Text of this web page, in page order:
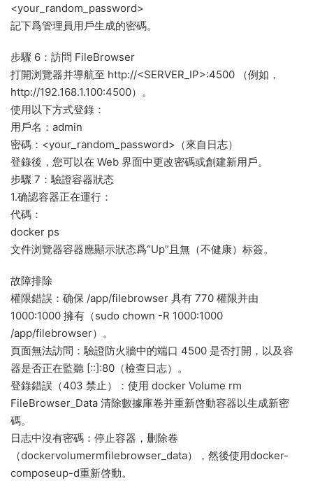
<your_random_password>
記下爲管理員用戶生成的密碼。
步驟 6：訪問 FileBrowser
打開浏覽器并導航至 http://<SERVER_IP>:4500 （例如，
http://192.168.1.100:4500）。
使用以下方式登錄：
用戶名：admin
密碼：<your_random_password>（來自日志）
登錄後，您可以在 Web 界面中更改密碼或創建新用戶。
步驟 7：驗證容器狀态
1.确認容器正在運行：
代碼：
docker ps
文件浏覽器容器應顯示狀态爲“Up”且無（不健康）标簽。
故障排除
權限錯誤：确保 /app/filebrowser 具有 770 權限并由
1000:1000 擁有（sudo chown -R 1000:1000
/app/filebrowser）。
頁面無法訪問：驗證防火牆中的端口 4500 是否打開，以及容
器是否正在監聽 [::]:80（檢查日志）。
登錄錯誤（403 禁止）：使用 docker Volume rm
FileBrowser_Data 清除數據庫卷并重新啓動容器以生成新密
碼。
日志中沒有密碼：停止容器，删除卷
（dockervolumermfilebrowser_data），然後使用docker-
composeup-d重新啓動。